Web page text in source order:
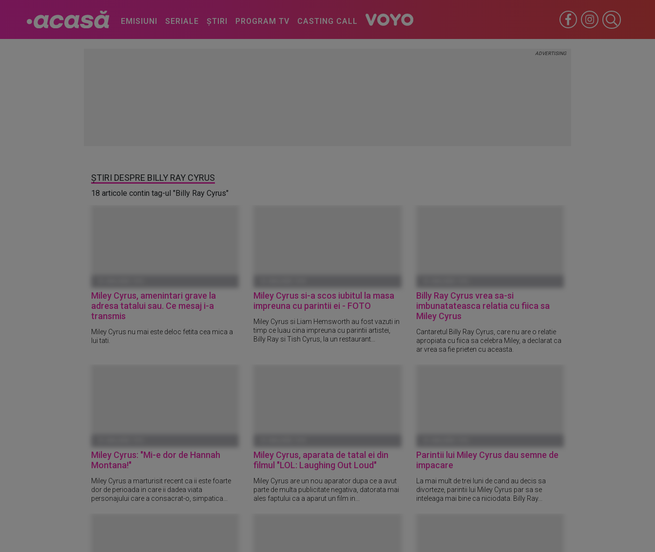
EMISIUNI SERIALE ȘTIRI PROGRAM TV CASTING CALL
ȘTIRI DESPRE BILLY RAY CYRUS
18 articole contin tag-ul "Billy Ray Cyrus"
Miley Cyrus, amenintari grave la
adresa tatalui sau. Ce mesaj i-a
transmis
Miley Cyrus nu mai este deloc fetita cea mica a
lui tati.
Miley Cyrus si-a scos iubitul la masa
impreuna cu parintii ei - FOTO
Miley Cyrus si Liam Hemsworth au fost vazuti in
timp ce luau cina impreuna cu parintii artistei,
Billy Ray si Tish Cyrus, la un restaurant...
Billy Ray Cyrus vrea sa-si
imbunatateasca relatia cu fiica sa
Miley Cyrus
Cantaretul Billy Ray Cyrus, care nu are o relatie
apropiata cu fiica sa celebra Miley, a declarat ca
ar vrea sa fie prieten cu aceasta.
Miley Cyrus: "Mi-e dor de Hannah
Montana!"
Miley Cyrus a marturisit recent ca ii este foarte
dor de perioada in care ii dadea viata
personajului care a consacrat-o, simpatica...
Miley Cyrus, aparata de tatal ei din
filmul "LOL: Laughing Out Loud"
Miley Cyrus are un nou aparator dupa ce a avut
parte de multa publicitate negativa, datorata mai
ales faptului ca a aparut un film in...
Parintii lui Miley Cyrus dau semne de
impacare
La mai mult de trei luni de cand au decis sa
divorteze, parintii lui Miley Cyrus par sa se
inteleaga mai bine ca niciodata. Billy Ray...